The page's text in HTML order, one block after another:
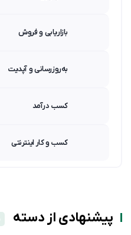
بازاریابی و فروش
به‌روزرسانی و آپدیت
کسب درآمد
کسب و کار اینترنتی
پیشنهادی از دسته